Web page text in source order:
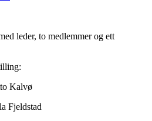
leder, to medlemmer og ett